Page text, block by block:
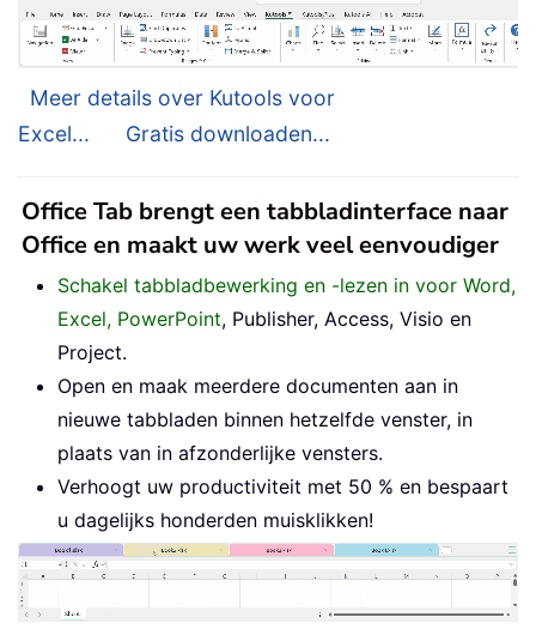
Meer details over Kutools voor
Excel...
Gratis downloaden...
Office Tab brengt een tabbladinterface naar
Office en maakt uw werk veel eenvoudiger
Schakel tabbladbewerking en -lezen in voor Word,
Excel, PowerPoint, Publisher, Access, Visio en
Project.
Open en maak meerdere documenten aan in
nieuwe tabbladen binnen hetzelfde venster, in
plaats van in afzonderlijke vensters.
Verhoogt uw productiviteit met 50 % en bespaart
u dagelijks honderden muisklikken!